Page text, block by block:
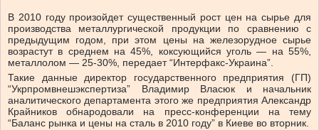
В 2010 году произойдет существенный рост цен на сырье для
производства металлургической продукции по сравнению с
предыдущим годом, при этом цены на железорудное сырье
возрастут в среднем на 45%, коксующийся уголь — на 55%,
металлолом — 25-30%, передает “Интерфакс-Украина”.
Такие данные директор государственного предприятия (ГП)
“Укрпромвнешэкспертиза” Владимир Власюк и начальник
аналитического департамента этого же предприятия Александр
Крайников обнародовали на пресс-конференции на тему
“Баланс рынка и цены на сталь в 2010 году” в Киеве во вторник.